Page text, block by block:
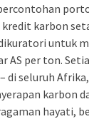
karbon
dikuratori untuk
per ton.
di seluruh
karbon
hayati,